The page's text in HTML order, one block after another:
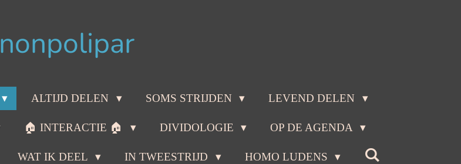
nonpolipar
ALTIJD DELEN SOMS STRIJDEN LEVEND DELEN
🏠 INTERACTIE 🏠 DIVIDOLOGIE OP DE AGENDA
WAT IK DEEL IN TWEESTRIJD HOMO LUDENS